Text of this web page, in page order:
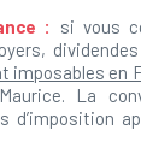
:
si vous
imposables en
La
d’imposition